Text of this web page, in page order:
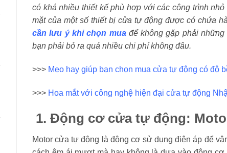
có khá nhiều thiết kế phù hợp với các công trình
mặt của một số thiết bị cửa tự động được có chứa
cần lưu ý khi chọn mua để không gặp phải
bạn phải bỏ ra quá nhiều chi phí không đâu.
>>> Mẹo hay giúp bạn chọn mua cửa tự động có độ
>>> Hoa mắt với công nghệ hiện đại cửa tự động
1. Động cơ cửa tự động:
Motor cửa tự động là động cơ sử dụng điện áp để